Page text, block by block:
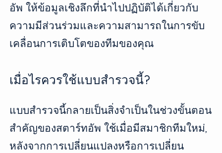
อัพ ให้ข้อมูลเชิงลึกที่นำไปปฏิบัติได้เกี่ยวกับ
ความมีส่วนร่วมและความสามารถในการขับ
เคลื่อนการเติบโตของทีมของคุณ
เมื่อไรควรใช้แบบสำรวจนี้?
แบบสำรวจนี้กลายเป็นสิ่งจำเป็นในช่วงขั้นตอน
สำคัญของสตาร์ทอัพ ใช้เมื่อมีสมาชิกทีมใหม่,
หลังจากการเปลี่ยนแปลงหรือการเปลี่ยน